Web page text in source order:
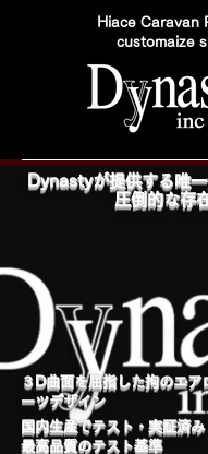
Hiace Caravan
customaize
Dynastyが提供する唯
圧倒的な存
３D曲面を屈指した拘のエア
ーツデザイン
国内生産でテスト・実証済み
最高品質のテスト基準